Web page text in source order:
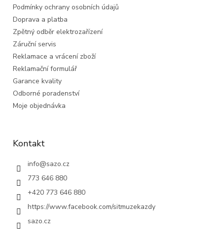
Podmínky ochrany osobních údajů
Doprava a platba
Zpětný odběr elektrozařízení
Záruční servis
Reklamace a vrácení zboží
Reklamační formulář
Garance kvality
Odborné poradenství
Moje objednávka
Kontakt
info@sazo.cz
773 646 880
+420 773 646 880
https://www.facebook.com/sitmuzekazdy
sazo.cz